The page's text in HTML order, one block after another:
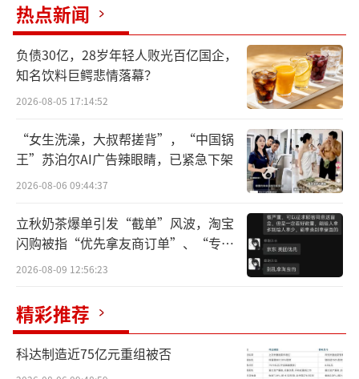
“香格里拉”计划加速推进
在新能源和智能汽车领域，只有把“三
电”关键核心技术掌握在自己手里，才能在愈
发激烈的竞争中掌握主动权。
在本届广州车展上，长安汽车发布电池品
牌——长安“金钟罩”，正式进军新能源动力电
全面解决用户在能量密度、充放电效率、循环
寿命、低温性能等方面的焦虑，实现电池与整
车的内外兼修。
热点新闻
负债30亿，28岁年轻人败光百亿国企，
知名饮料巨鳄悲情落幕？
2026-08-05 17:14:52
“女生洗澡，大叔帮搓背”，“中国锅
王”苏泊尔AI广告辣眼睛，已紧急下架
2026-08-06 09:44:37
立秋奶茶爆单引发“截单”风波，淘宝
闪购被指“优先拿友商订单”、“专挑
贵的拿”
2026-08-09 12:56:23
精彩推荐
科达制造近75亿元重组被否